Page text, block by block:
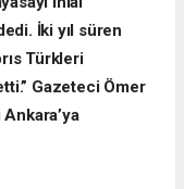
İki yıl süren
Türkleri
Gazeteci Ömer
Ankara’ya